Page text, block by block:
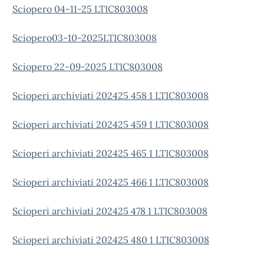
Sciopero 04-11-25 LTIC803008
Sciopero03-10-2025LTIC803008
Sciopero 22-09-2025 LTIC803008
Scioperi archiviati 202425 458 1 LTIC803008
Scioperi archiviati 202425 459 1 LTIC803008
Scioperi archiviati 202425 465 1 LTIC803008
Scioperi archiviati 202425 466 1 LTIC803008
Scioperi archiviati 202425 478 1 LTIC803008
Scioperi archiviati 202425 480 1 LTIC803008